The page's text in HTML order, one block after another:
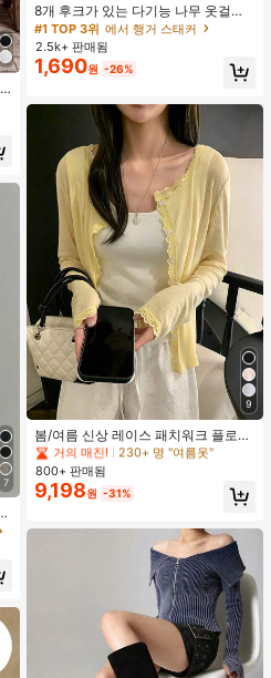
7
8개 후크가 있는 다기능 나무 옷걸이
360도 회전 옷장 수납 후크 랙 상의
조끼 및 의류용 공간 절약 정리대
#1 TOP 3위 에서 행거 스태커
2.5k+ 판매됨
1,690원 -26%
9
봄/여름 신상 레이스 패치워크 플로럴
트림 소프트 니트 가디건 경량 재킷 탑
여성용, 코티지코어 옐로우
거의 매진!
230+ 명 "여름옷"
높은 재방문 고객
거의 매진!
230+ 명 "여름옷"
높은 재방문 고객
거의 매진!
230+ 명 "여름옷"
높은 재방문 고객
거의 매진!
230+ 명 "여름옷"
800+ 판매됨
9,198원 -31%